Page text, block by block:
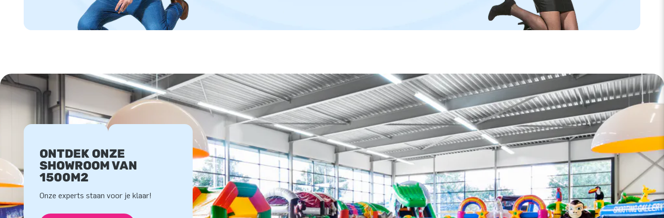
ONTDEK ONZE
SHOWROOM VAN
1500M2
Onze experts staan voor je klaar!